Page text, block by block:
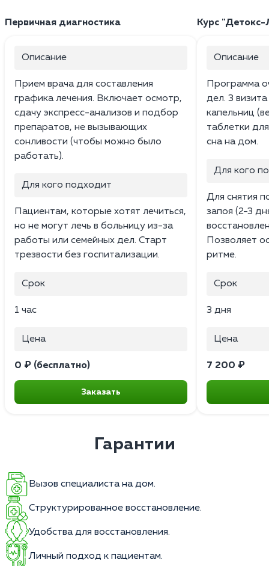
Первичная диагностика
Описание
Прием врача для составления
графика лечения. Включает осмотр,
сдачу экспресс-анализов и подбор
препаратов, не вызывающих
сонливости (чтобы можно было
работать).
Для кого подходит
Пациентам, которые хотят лечиться,
но не могут лечь в больницу из-за
работы или семейных дел. Старт
трезвости без госпитализации.
Срок
1 час
Цена
0 ₽ (бесплатно)
Заказать
Курс "Детокс-
Описание
Программа
дел. 3
капельниц
таблетки
сна на дом.
Для кого
Для снятия
запоя (2-3
Позволяет
ритме.
Срок
3 дня
Цена
7 200 ₽
Гарантии
Вызов специалиста на дом.
Структурированное восстановление.
Удобства для восстановления.
Личный подход к пациентам.